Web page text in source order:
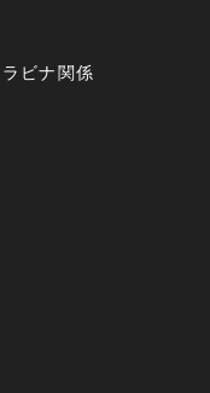
ビナ関係